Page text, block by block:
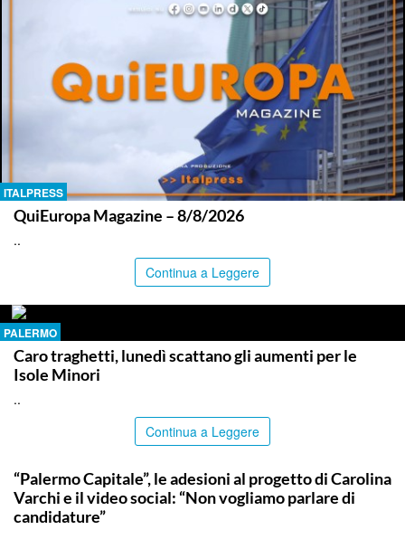
ITALPRESS
QuiEuropa Magazine – 8/8/2026
..
Continua a Leggere
PALERMO
Caro traghetti, lunedì scattano gli aumenti per le
Isole Minori
..
Continua a Leggere
“Palermo Capitale”, le adesioni al progetto di Carolina
Varchi e il video social: “Non vogliamo parlare di
candidature”